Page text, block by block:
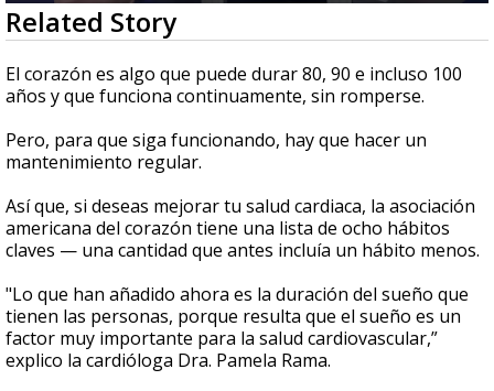
0
seconds
of
2
minutes,
17
Related Story
El corazón es algo que puede durar 80, 90 e incluso 100
años y que funciona continuamente, sin romperse.
Pero, para que siga funcionando, hay que hacer un
mantenimiento regular.
Así que, si deseas mejorar tu salud cardiaca, la asociación
americana del corazón tiene una lista de ocho hábitos
claves — una cantidad que antes incluía un hábito menos.
"Lo que han añadido ahora es la duración del sueño que
tienen las personas, porque resulta que el sueño es un
factor muy importante para la salud cardiovascular,”
explico la cardióloga Dra. Pamela Rama.